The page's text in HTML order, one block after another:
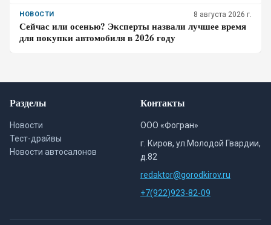
НОВОСТИ 8 августа 2026 г.
Сейчас или осенью? Эксперты назвали лучшее время
для покупки автомобиля в 2026 году
Разделы
Новости
Тест-драйвы
Новости автосалонов
Контакты
ООО «Фогран»
г. Киров, ул.Молодой Гвардии,
д.82
redaktor@gorodkirov.ru
+7(922)923-82-09